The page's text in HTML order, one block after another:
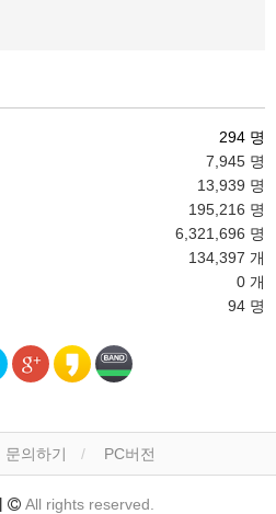
294 명
7,945 명
13,939 명
195,216 명
6,321,696 명
134,397 개
0 개
94 명
문의하기 PC버전
All rights reserved.